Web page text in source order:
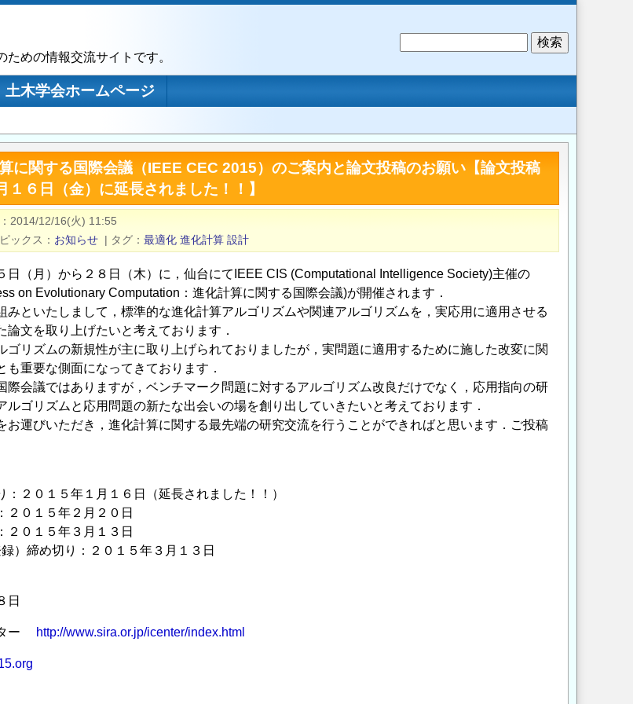
めの情報交流サイトです。
土木学会ホームページ
関する国際会議（IEEE CEC 2015）のご案内と論文投稿のお願い【論文投稿
６日（金）に延長されました！！】
2014/12/16(火) 11:55
ピックス お知らせ | タグ 最適化 進化計算 設計
日（月）から２８日（木）に，仙台にてIEEE CIS (Computational Intelligence Society)主催の
on Evolutionary Computation：進化計算に関する国際会議)が開催されます．
みといたしまして，標準的な進化計算アルゴリズムや関連アルゴリズムを，実応用に適用させる
論文を取り上げたいと考えております．
ゴリズムの新規性が主に取り上げられておりましたが，実問題に適用するために施した改変に関
重要な側面になってきております．
際会議ではありますが，ベンチマーク問題に対するアルゴリズム改良だけでなく，応用指向の研
ルゴリズムと応用問題の新たな出会いの場を創り出していきたいと考えております．
お運びいただき，進化計算に関する最先端の研究交流を行うことができればと思います．ご投稿
２０１５年１月１６日（延長されました！！）
０１５年２月２０日
０１５年３月１３日
）締め切り：２０１５年３月１３日
日
ー http://www.sira.or.jp/icenter/index.html